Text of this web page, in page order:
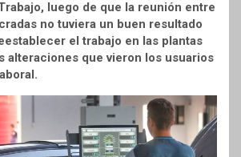
luego de que la reunión entre
no tuviera un buen resultado
el trabajo en las plantas
alteraciones que vieron los usuarios